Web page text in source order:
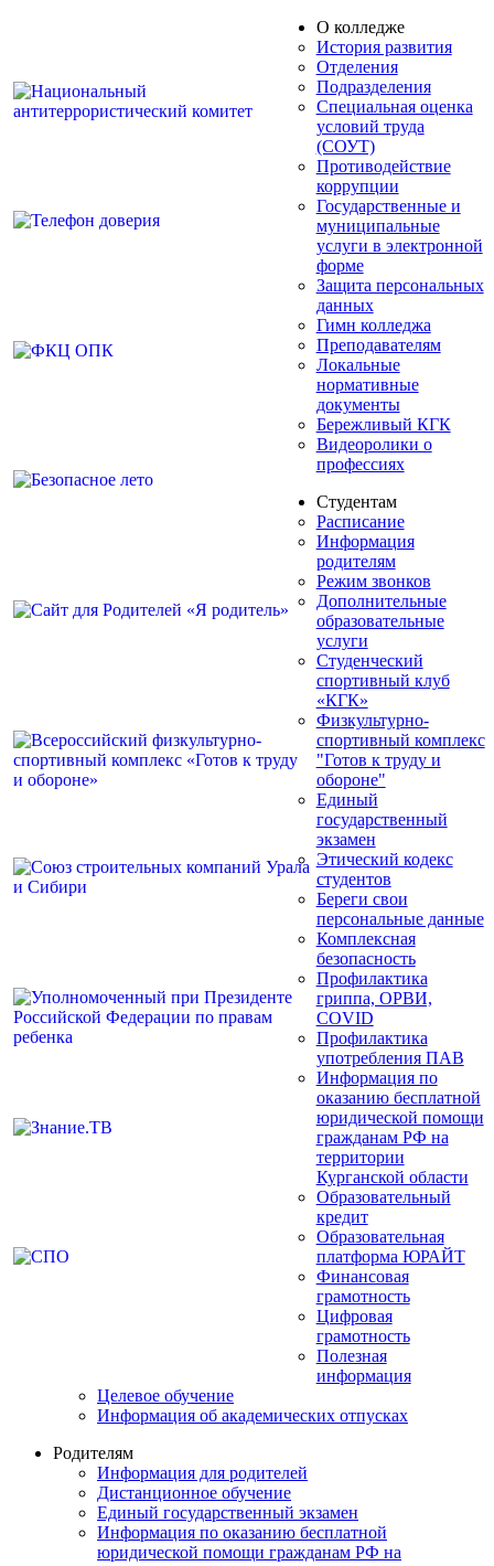
О колледже
История развития
Отделения
Подразделения
Специальная оценка
условий труда
(СОУТ)
Противодействие
коррупции
Государственные и
муниципальные
услуги в электронной
форме
Защита персональных
данных
Гимн колледжа
Преподавателям
Локальные
нормативные
документы
Бережливый КГК
Видеоролики о
профессиях
Студентам
Расписание
Информация
родителям
Режим звонков
Дополнительные
образовательные
услуги
Студенческий
спортивный клуб
«КГК»
Физкультурно-
спортивный комплекс
"Готов к труду и
обороне"
Единый
государственный
экзамен
Этический кодекс
студентов
Береги свои
персональные данные
Комплексная
безопасность
Профилактика
гриппа, ОРВИ,
COVID
Профилактика
употребления ПАВ
Информация по
оказанию бесплатной
юридической помощи
гражданам РФ на
территории
Курганской области
Образовательный
кредит
Образовательная
платформа ЮРАЙТ
Финансовая
грамотность
Цифровая
грамотность
Полезная
информация
Целевое обучение
Информация об академических отпусках
Родителям
Информация для родителей
Дистанционное обучение
Единый государственный экзамен
Информация по оказанию бесплатной
юридической помощи гражданам РФ на